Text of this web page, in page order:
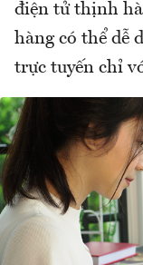
điện tử thịnh
hàng có thể dễ
trực tuyến chỉ